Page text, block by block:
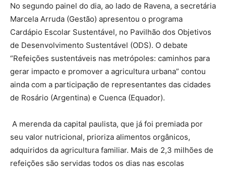
No segundo painel do dia, ao lado de Ravena, a secretária
Marcela Arruda (Gestão) apresentou o programa
Cardápio Escolar Sustentável, no Pavilhão dos Objetivos
de Desenvolvimento Sustentável (ODS). O debate
“Refeições sustentáveis nas metrópoles: caminhos para
gerar impacto e promover a agricultura urbana” contou
ainda com a participação de representantes das cidades
de Rosário (Argentina) e Cuenca (Equador).
A merenda da capital paulista, que já foi premiada por
seu valor nutricional, prioriza alimentos orgânicos,
adquiridos da agricultura familiar. Mais de 2,3 milhões de
refeições são servidas todos os dias nas escolas